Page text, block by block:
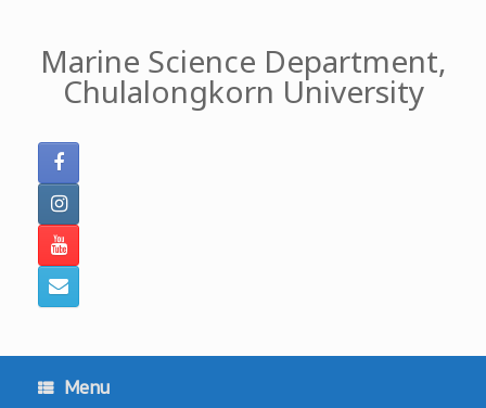
contentMarine Science Department,
Chulalongkorn University
Menu